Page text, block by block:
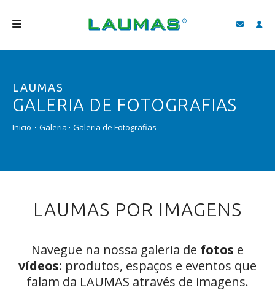
PRODUTOS
SERVIÇOS
NOVIDADES
FIND
PORTUGUÊS
LAUMAS
GALERIA DE FOTOGRAFIAS
Inicio Galeria Galeria de Fotografias
LAUMAS POR IMAGENS
Navegue na nossa galeria de fotos e
vídeos: produtos, espaços e eventos que
falam da LAUMAS através de imagens.